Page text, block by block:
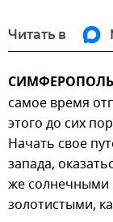
Читать в
самое время
этого до сих
Начать свое
запада,
же
золотистыми,